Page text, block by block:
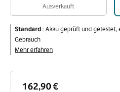
162,90 €
Ausverkauft
Standard: Akku geprüft und
Gebrauch
Mehr erfahren